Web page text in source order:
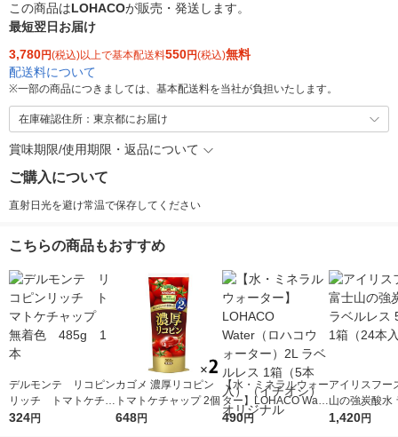
この商品はLOHACOが販売・発送します。
最短翌日お届け
3,780円(税込)以上で基本配送料550円(税込)無料
配送料について
※一部の商品につきましては、基本配送料を当社が負担いたします。
在庫確認住所：東京都にお届け
賞味期限/使用期限・返品について
ご購入について
直射日光を避け常温で保存してください
こちらの商品もおすすめ
デルモンテ リコピン
リッチ トマトケチャ
ップ 無着色 485g
324円
カゴメ 濃厚リコピン
トマトケチャップ 2個
648円
【水・ミネラルウォー
ター】LOHACO Wate
r（ロハコウォータ
490円
アイリスフー
山の強炭酸水
レス 500ml 1
1,420円